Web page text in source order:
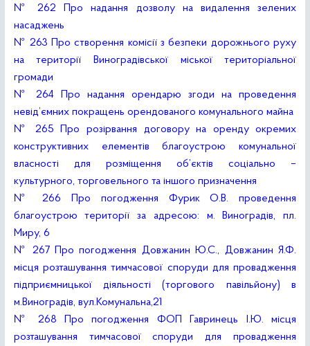
№ 262 Про надання дозволу на видалення зелених
насаджень
№ 263 Про створення комісії з безпеки дорожнього руху
на території Виноградівської міської територіальної
громади
№ 264 Про надання орендарю згоди на проведення
невід’ємних покращень орендованого комунального майна
№ 265 Про розірвання договору на оренду окремих
конструктивних елементів благоустрою комунальної
власності для розміщення об’єктів соціально –
культурного, торговельного та іншого призначення
№ 266 Про погодження Фурик О.В. проведення
благоустрою території за адресою: м. Виноградів, пл.
Миру, 6
№ 267 Про погодження Довжанин Ю.С., Довжанин Я.Ф.
місця розташування тимчасової споруди для провадження
підприємницької діяльності (торгового павільйону) в
м.Виноградів, вул.Комунальна,21
№ 268 Про погодження ФОП Гавринець І.Ю. місця
розташування тимчасової споруди для провадження